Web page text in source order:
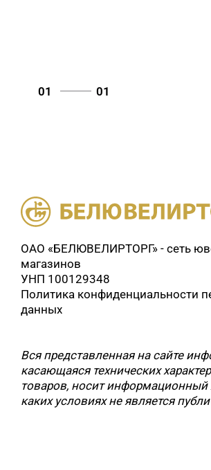
01 01
ОАО «БЕЛЮВЕЛИРТОРГ» - сеть
магазинов
УНП 100129348
Политика конфиденциальности
данных
Вся представленная на сайте
касающаяся технических
товаров, носит информационный
каких условиях не является